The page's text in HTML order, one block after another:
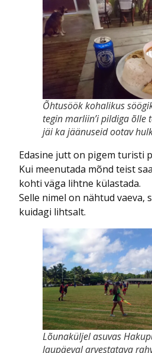
Õhtusöök kohalikus
tegin marliin’i pildiga õlle
jäi ka jäänuseid ootav
Edasine jutt on pigem turisti
Kui meenutada mõnd teist
kohti väga lihtne külastada.
Selle nimel on nähtud vaeva,
kuidagi lihtsalt.
Lõunaküljel asuvas
laupäeval arvestatava